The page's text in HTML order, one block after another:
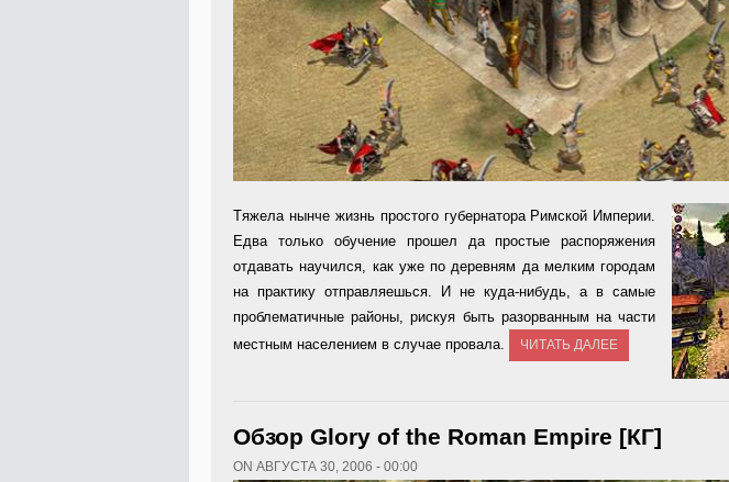
Тяжела нынче жизнь простого губернатора Римской Империи.
Едва только обучение прошел да простые распоряжения
отдавать научился, как уже по деревням да мелким городам
на практику отправляешься. И не куда-нибудь, а в самые
проблематичные районы, рискуя быть разорванным на части
местным населением в случае провала.
ЧИТАТЬ ДАЛЕЕ
Обзор Glory of the Roman Empire [КГ]
ON АВГУСТА 30, 2006 - 00:00